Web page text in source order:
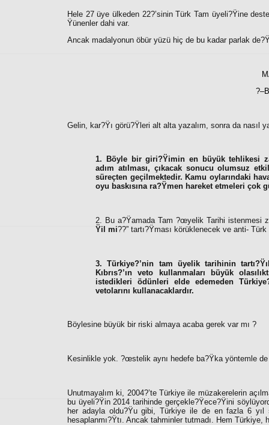
Hele 27 üye ülkeden 22?’sinin Türk Tam üyeli?Ÿine
Ÿünenler dahi var.
Ancak madalyonun öbür yüzü hiç de bu kadar parlak
Gelin, kar?Ÿı görü?Ÿleri alt alta yazalım, sonra da nasıl
1. Böyle bir giri?Ÿimin en büyük tehlikesi
adım atılması, çıkacak sonucu olumsuz
süreçten geçilmektedir. Kamu oylarındaki
oyu baskısına ra?Ÿmen hareket etmeleri çok
2. Bu a?Ÿamada Tam ?œyelik Tarihi istenmesi
Ÿil mi??”tartı?Ÿması körüklenecek ve anti-
3. Türkiye?’nin tam üyelik tarihinin
Kıbrıs?’ın veto kullanmaları büyük
istedikleri ödünleri elde edemeden
vetolarını kullanacaklardır.
Böylesine büyük bir riski almaya acaba gerek var mı ?
Kesinlikle yok. ?œstelik aynı hedefe ba?Ÿka yöntemle
Unutmayalım ki, 2004?’te Türkiye ile müzakerelerin
bu üyeli?Ÿin 2014 tarihinde gerçekle?Ÿece?Ÿini
her adayla oldu?Ÿu gibi, Türkiye ile de en fazla 6 yıl
hesaplanmı?Ÿtı. Ancak tahminler tutmadı. Hem Türkiye,